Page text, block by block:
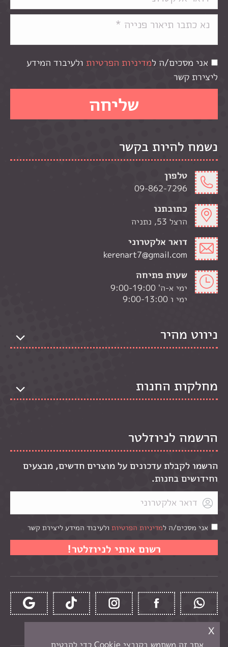
אני מסכים/ה למדיניות הפרטיות ולעיבוד המידע
ליצירת קשר
נשמח להיות בקשר
טלפון
09-862-7296
כתובתנו
הרצל 53, נתניה
דואר אלקטרוני
kerenart7@gmail.com
שעות פתיחה
ימי א-ה' 9:00-19:00
ימי ו 9:00-13:00
ניווט מהיר
מחלקות החנות
הרשמה לניוזלטר
הרשמו לקבלת עדכונים על מוצרים חדשים, מבצעים
וחידושים בחנות.
אני מסכים/ה למדיניות הפרטיות ולעיבוד המידע ליצירת קשר
אתר זה משתמש בקובצי Cookie כדי להבטיח
x